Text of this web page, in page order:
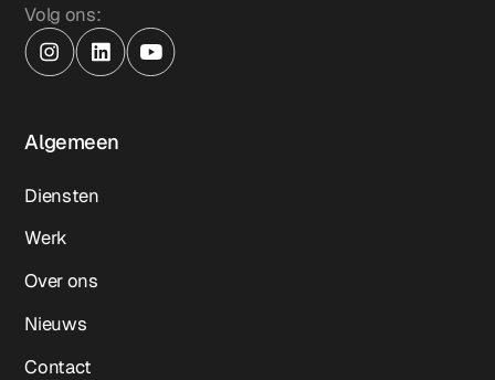
Volg ons:
Algemeen
Diensten
Werk
Over ons
Nieuws
Contact